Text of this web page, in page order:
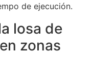
de ejecución.
losa de
zonas